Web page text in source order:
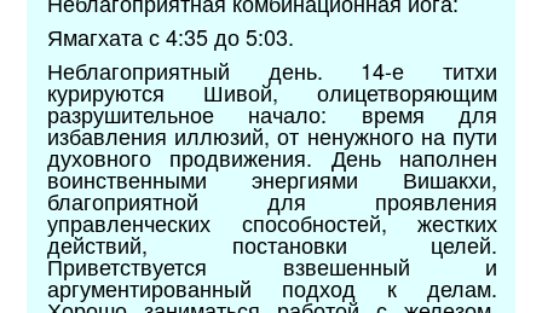
Ямагхата с 4:35 до 5:03.
Неблагоприятный день. 14-е титхи
курируются Шивой, олицетворяющим
разрушительное начало: время для
избавления иллюзий, от ненужного на пути
духовного продвижения. День наполнен
воинственными энергиями Вишакхи,
благоприятной для проявления
управленческих способностей, жестких
действий, постановки целей.
Приветствуется взвешенный и
аргументированный подход к делам.